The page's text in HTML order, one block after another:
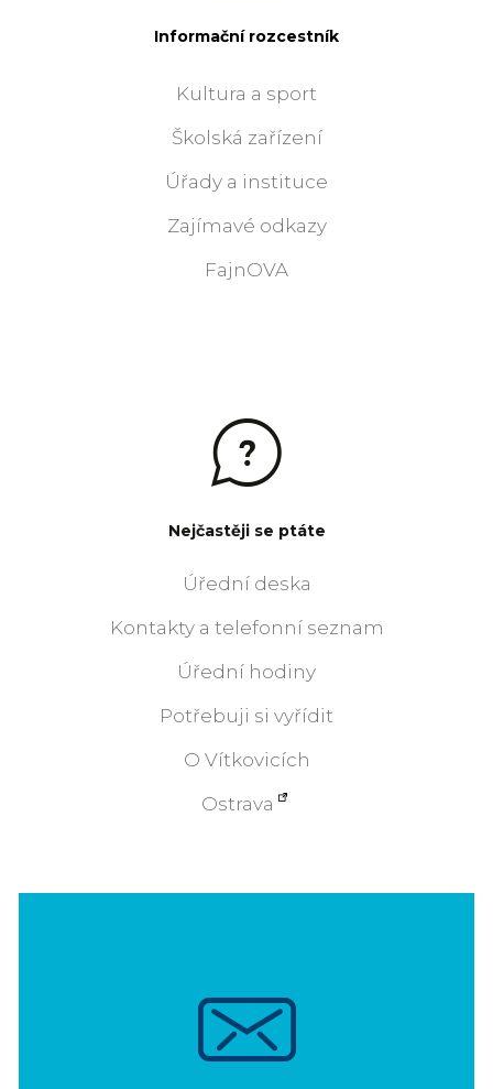
Informační rozcestník
Kultura a sport
Školská zařízení
Úřady a instituce
Zajímavé odkazy
FajnOVA
Nejčastěji se ptáte
Úřední deska
Kontakty a telefonní seznam
Úřední hodiny
Potřebuji si vyřídit
O Vítkovicích
Ostrava